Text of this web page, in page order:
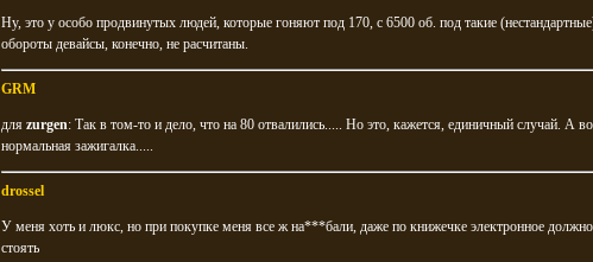
Ну, это у особо продвинутых людей, которые гоняют под 170, с 6500 об. под такие
обороты девайсы, конечно, не расчитаны.
GRM
для zurgen: Так в том-то и дело, что на 80 отвалились..... Но это, кажется, единичный случай. А
нормальная зажигалка.....
drossel
У меня хоть и люкс, но при покупке меня все ж на***бали, даже по книжечке электронное
стоять